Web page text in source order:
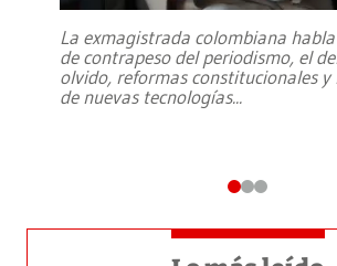
La exmagistrada colombiana
de contrapeso del periodismo, el
olvido, reformas constitucionales y
de nuevas tecnologías...